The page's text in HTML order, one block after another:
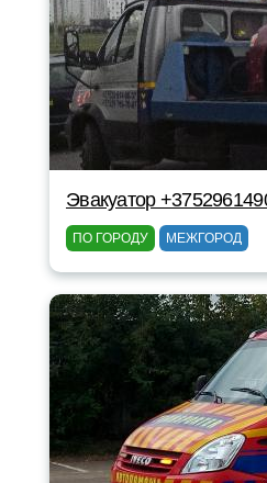
Эвакуатор
ПО ГОРОДУ МЕЖГОРОД